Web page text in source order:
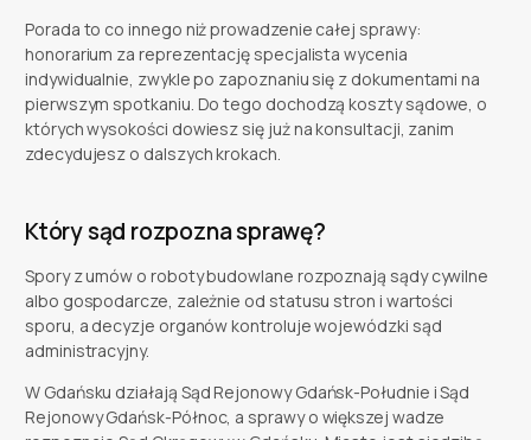
Porada to co innego niż prowadzenie całej sprawy:
honorarium za reprezentację specjalista wycenia
indywidualnie, zwykle po zapoznaniu się z dokumentami na
pierwszym spotkaniu. Do tego dochodzą koszty sądowe, o
których wysokości dowiesz się już na konsultacji, zanim
zdecydujesz o dalszych krokach.
Który sąd rozpozna sprawę?
Spory z umów o roboty budowlane rozpoznają sądy cywilne
albo gospodarcze, zależnie od statusu stron i wartości
sporu, a decyzje organów kontroluje wojewódzki sąd
administracyjny.
W Gdańsku działają Sąd Rejonowy Gdańsk-Południe i Sąd
Rejonowy Gdańsk-Północ, a sprawy o większej wadze